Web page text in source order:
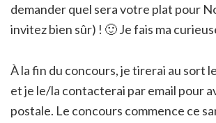
demander quel sera votre plat pour
invitez bien sûr) ! 🙂 Je fais ma
À la fin du concours, je tirerai au sort
et je le/la contacterai par email pour
postale. Le concours commence ce